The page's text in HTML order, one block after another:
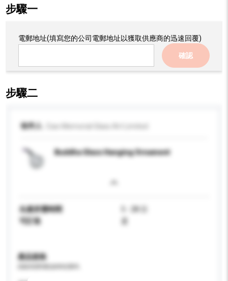
步驟一
電郵地址(填寫您的公司電郵地址以獲取供應商的迅速回覆)
確認
步驟二
收件人
Buddha Glass Hanging Ornament
生產所需時間
5 - 28 日
可訂造
是
產品規格